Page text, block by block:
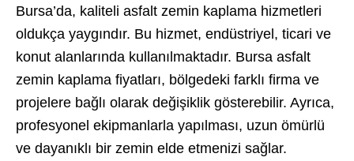
Bursa’da, kaliteli asfalt zemin kaplama hizmetleri
oldukça yaygındır. Bu hizmet, endüstriyel, ticari ve
konut alanlarında kullanılmaktadır. Bursa asfalt
zemin kaplama fiyatları, bölgedeki farklı firma ve
projelere bağlı olarak değişiklik gösterebilir. Ayrıca,
profesyonel ekipmanlarla yapılması, uzun ömürlü
ve dayanıklı bir zemin elde etmenizi sağlar.